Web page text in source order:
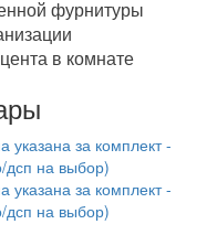
фурнитуры
в комнате